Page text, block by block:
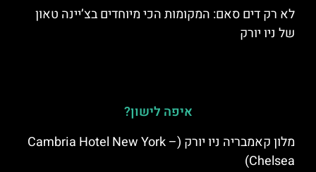
לא רק דים סאם: המקומות הכי מיוחדים בצ’יינה טאון
של ניו יורק
איפה לישון?
מלון קאמבריה ניו יורק (Cambria Hotel New York –
Chelsea)